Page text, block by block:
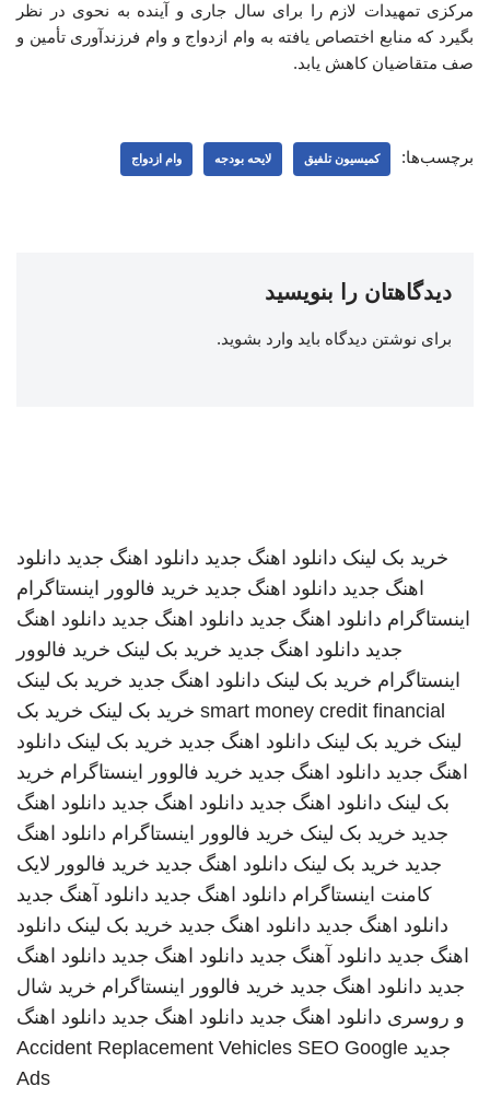
مرکزی تمهیدات لازم را برای سال جاری و آینده به نحوی در نظر
بگیرد که منابع اختصاص یافته به وام ازدواج و وام فرزندآوری تأمین و
صف متقاضیان کاهش یابد.
برچسب‌ها: کمیسیون تلفیق لایحه بودجه وام ازدواج
دیدگاهتان را بنویسید
برای نوشتن دیدگاه باید وارد بشوید.
خرید بک لینک دانلود اهنگ جدید دانلود اهنگ جدید دانلود
اهنگ جدید دانلود اهنگ جدید خرید فالوور اینستاگرام
اینستاگرام دانلود اهنگ جدید دانلود اهنگ جدید دانلود اهنگ
جدید دانلود اهنگ جدید خرید بک لینک خرید فالوور
اینستاگرام خرید بک لینک دانلود اهنگ جدید خرید بک لینک
smart money credit financial خرید بک لینک خرید بک
لینک خرید بک لینک دانلود اهنگ جدید خرید بک لینک دانلود
اهنگ جدید دانلود اهنگ جدید خرید فالوور اینستاگرام خرید
بک لینک دانلود اهنگ جدید دانلود اهنگ جدید دانلود اهنگ
جدید خرید بک لینک خرید فالوور اینستاگرام دانلود اهنگ
جدید خرید بک لینک دانلود اهنگ جدید خرید فالوور لایک
کامنت اینستاگرام دانلود اهنگ جدید دانلود آهنگ جدید
دانلود اهنگ جدید دانلود اهنگ جدید خرید بک لینک دانلود
اهنگ جدید دانلود آهنگ جدید دانلود اهنگ جدید دانلود اهنگ
جدید دانلود اهنگ جدید خرید فالوور اینستاگرام خرید شال
و روسری دانلود اهنگ جدید دانلود اهنگ جدید دانلود اهنگ
جدید
Accident Replacement Vehicles SEO Google
Ads